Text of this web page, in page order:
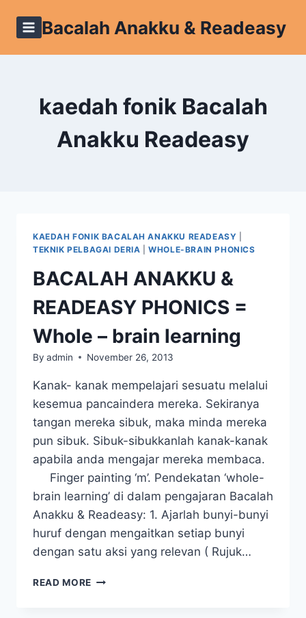
Bacalah Anakku & Readeasy
kaedah fonik Bacalah
Anakku Readeasy
KAEDAH FONIK BACALAH ANAKKU READEASY
TEKNIK PELBAGAI DERIA |WHOLE-BRAIN PHONICS
BACALAH ANAKKU &
READEASY PHONICS =
Whole – brain learning
By admin November 26, 2013
Kanak- kanak mempelajari sesuatu melalui
kesemua pancaindera mereka. Sekiranya
tangan mereka sibuk, maka minda mereka
pun sibuk. Sibuk-sibukkanlah kanak-kanak
apabila anda mengajar mereka membaca.
Finger painting ‘m’. Pendekatan ‘whole-
brain learning’ di dalam pengajaran Bacalah
Anakku & Readeasy: 1. Ajarlah bunyi-bunyi
huruf dengan mengaitkan setiap bunyi
dengan satu aksi yang relevan ( Rujuk…
READ MORE BACALAH